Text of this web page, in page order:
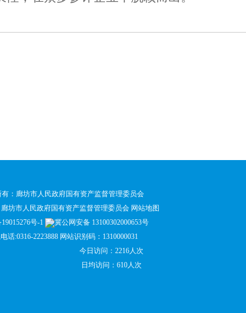
有：廊坊市人民政府国有资产监督管理委员会
坊市人民政府国有资产监督管理委员会 网站地图
号-1
冀公网安备 13100302000653号
话:0316-2223888 网站识别码：1310000031
今日访问：2216人次
日均访问：610人次